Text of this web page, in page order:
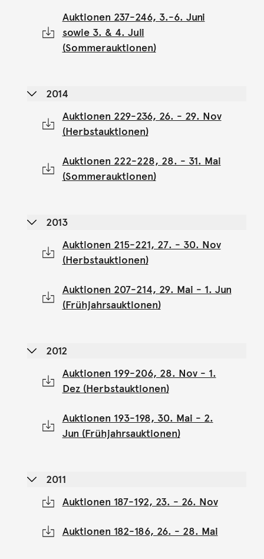
Auktionen 237-246, 3.-6. Juni
sowie 3. & 4. Juli
(Sommerauktionen)
2014
Auktionen 229-236, 26. - 29. Nov
(Herbstauktionen)
Auktionen 222-228, 28. - 31. Mai
(Sommerauktionen)
2013
Auktionen 215-221, 27. - 30. Nov
(Herbstauktionen)
Auktionen 207-214, 29. Mai - 1. Jun
(Frühjahrsauktionen)
2012
Auktionen 199-206, 28. Nov - 1.
Dez (Herbstauktionen)
Auktionen 193-198, 30. Mai - 2.
Jun (Frühjahrsauktionen)
2011
Auktionen 187-192, 23. - 26. Nov
Auktionen 182-186, 26. - 28. Mai